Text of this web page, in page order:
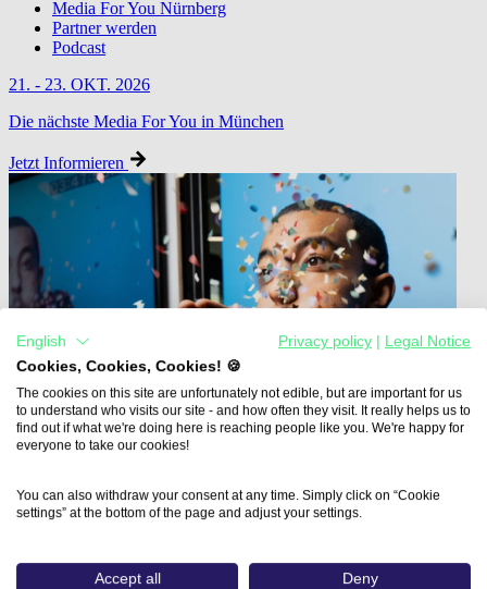
Media For You Nürnberg
Partner werden
Podcast
21. - 23. OKT. 2026
Die nächste Media For You in München
Jetzt Informieren
English Privacy policy
Legal Notice
Cookies, Cookies, Cookies! 🍪
The cookies on this site are unfortunately not edible, but are important for us
to understand who visits our site - and how often they visit. It really helps us to
find out if what we're doing here is reaching people like you. We're happy for
everyone to take our cookies!
You can also withdraw your consent at any time. Simply click on “Cookie
settings” at the bottom of the page and adjust your settings.
Accept all Deny